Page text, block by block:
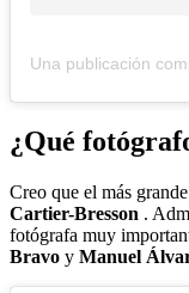
¿Qué
Creo que el más
Cartier-Bresson .
fotógrafa muy
Bravo y Manuel